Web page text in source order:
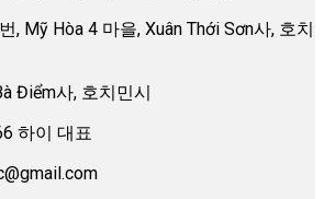
, Mỹ Hòa 4 마을, Xuân Thới Sơn사, 호치
Điểm사, 호치민시
하이 대표